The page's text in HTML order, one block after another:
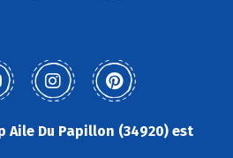
Aile Du Papillon (34920) est